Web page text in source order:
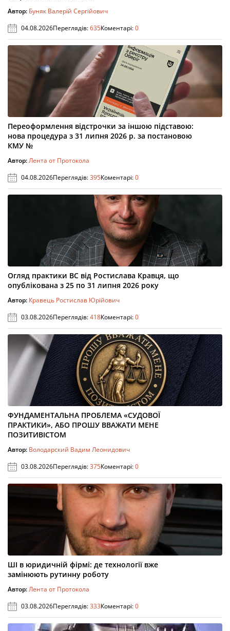
Автор: Буняк Валерій Сергійович
04.08.2026Переглядів:635Коментарі:0
Переоформлення відстрочки за іншою підставою:
нова процедура з 31 липня 2026 р. за постановою
КМУ №
Автор:Лента от Протокола
04.08.2026Переглядів:395Коментарі:0
Огляд практики ВС від Ростислава Кравця, що
опублікована з 25 по 31 липня 2026 року
Автор: Кравець Ростислав Юрійович
03.08.2026Переглядів:418Коментарі:0
ФУНДАМЕНТАЛЬНА ПРОБЛЕМА «СУДОВОЇ
ПРАКТИКИ», АБО ПРОШУ ВВАЖАТИ МЕНЕ
ПОЗИТИВІСТОМ
Автор: Володарский Вадим Леонидович
03.08.2026Переглядів:375Коментарі:0
ШІ в юридичній фірмі: де технології вже
замінюють рутинну роботу
Автор:Лента от Протокола
03.08.2026Переглядів:333Коментарі:0